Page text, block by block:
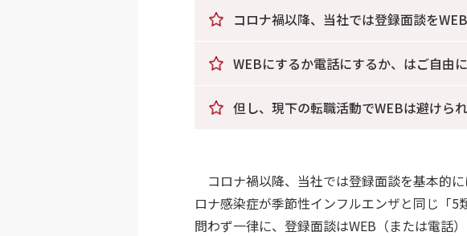
コロナ禍以降、当社では登録面談を
WEBにするか電話にするか、はご自由
但し、現下の転職活動でWEBは避けら
コロナ禍以降、当社では登録面談を基本的
ロナ感染症が季節性インフルエンザと同じ「
問わず一律に、登録面談はWEB（または電話